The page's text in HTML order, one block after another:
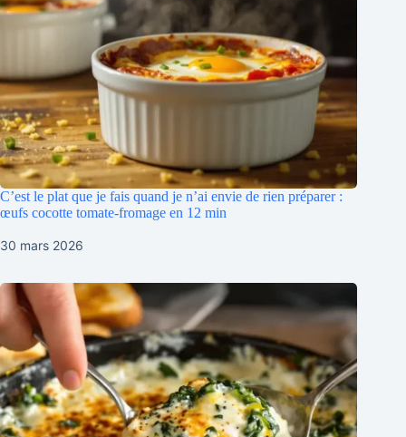
C’est le plat que je fais quand je n’ai envie de rien préparer :
œufs cocotte tomate-fromage en 12 min
30 mars 2026